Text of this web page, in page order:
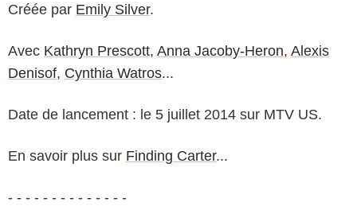
Créée par Emily Silver.
Avec Kathryn Prescott, Anna Jacoby-Heron, Alexis
Denisof, Cynthia Watros...
Date de lancement : le 5 juillet 2014 sur MTV US.
En savoir plus sur Finding Carter...
- - - - - - - - - - - - - -